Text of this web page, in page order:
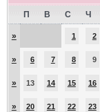
П В С Ч
» 1 2
» 6 7 8 9
» 13 14 15 16
» 20 21 22 23